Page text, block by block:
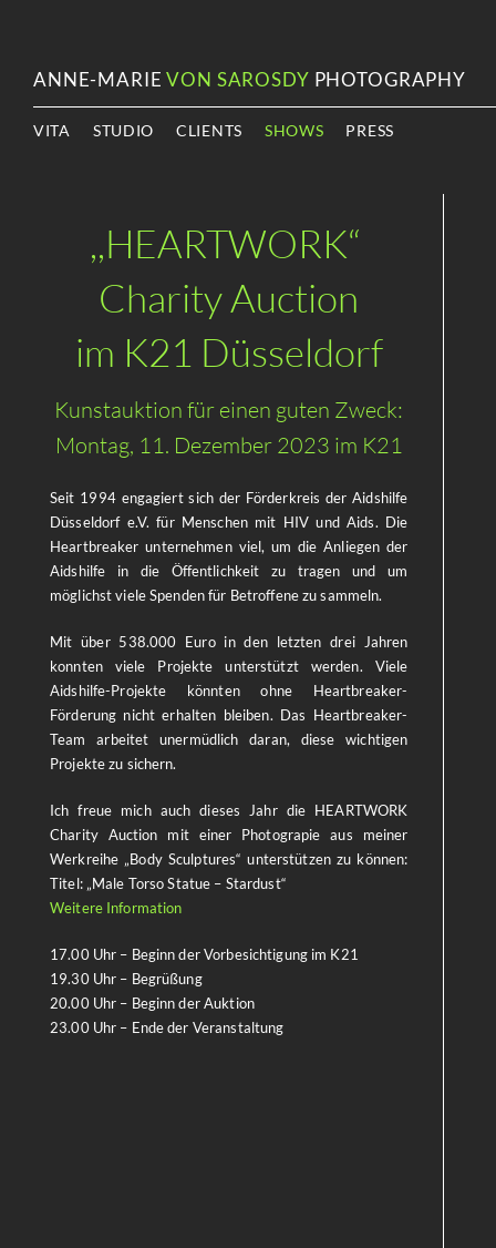
ANNE-MARIEVON SAROSDY PHOTOGRAPHY
VITA STUDIO CLIENTS SHOWS PRESS
,,HEARTWORK“
Charity Auction
im K21 Düsseldorf
Kunstauktion für einen guten Zweck:
Montag, 11. Dezember 2023 im K21
Seit 1994 engagiert sich der Förderkreis der Aidshilfe
Düsseldorf e.V. für Menschen mit HIV und Aids. Die
Heartbreaker unternehmen viel, um die Anliegen der
Aidshilfe in die Öffentlichkeit zu tragen und um
möglichst viele Spenden für Betroffene zu sammeln.
Mit über 538.000 Euro in den letzten drei Jahren
konnten viele Projekte unterstützt werden. Viele
Aidshilfe-Projekte könnten ohne Heartbreaker-
Förderung nicht erhalten bleiben. Das Heartbreaker-
Team arbeitet unermüdlich daran, diese wichtigen
Projekte zu sichern.
Ich freue mich auch dieses Jahr die HEARTWORK
Charity Auction mit einer Photograpie aus meiner
Werkreihe „Body Sculptures“ unterstützen zu können:
Titel: „Male Torso Statue – Stardust“
Weitere Information
17.00 Uhr – Beginn der Vorbesichtigung im K21
19.30 Uhr – Begrüßung
20.00 Uhr – Beginn der Auktion
23.00 Uhr – Ende der Veranstaltung